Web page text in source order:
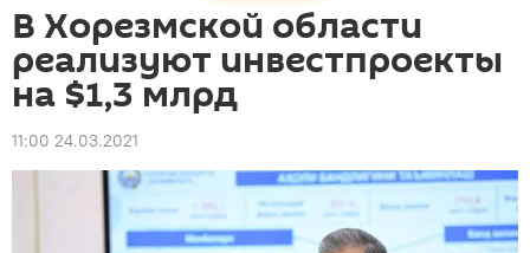
В Хорезмской области
реализуют инвестпроекты
на $1,3 млрд
11:00 24.03.2021